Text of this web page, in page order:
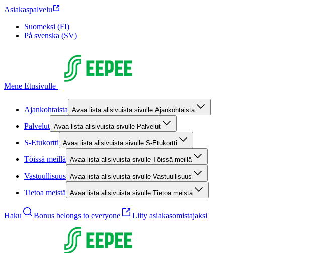
Asiakaspalvelu
Suomeksi (FI)
På svenska (SV)
Mene Etusivulle
Ajankohtaista Avaa lista alisivuista sivulle Ajankohtaista
Palvelut Avaa lista alisivuista sivulle Palvelut
S-Etukortti Avaa lista alisivuista sivulle S-Etukortti
Töissä meillä Avaa lista alisivuista sivulle Töissä meillä
Vastuullisuus Avaa lista alisivuista sivulle Vastuullisuus
Tietoa meistä Avaa lista alisivuista sivulle Tietoa meistä
Haku Bonus belongs to everyone Liity asiakasomistajaksi